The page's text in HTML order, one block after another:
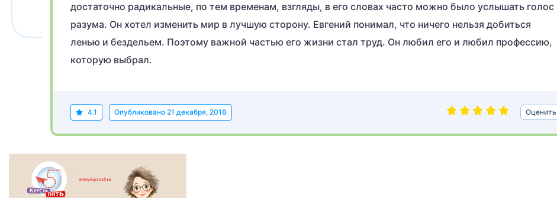
достаточно радикальные, по тем временам, взгляды, в его словах часто можно было услышать голос
разума. Он хотел изменить мир в лучшую сторону. Евгений понимал, что ничего нельзя добиться
ленью и бездельем. Поэтому важной частью его жизни стал труд. Он любил его и любил профессию,
которую выбрал.
4.1 Опубликовано 21 декабря, 2018 Оценить